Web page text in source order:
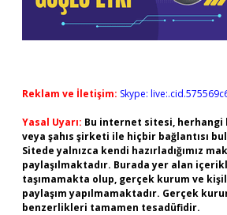
Reklam ve İletişim: Skype:
Yasal Uyarı: Bu internet sitesi, herhangi
veya şahıs şirketi ile hiçbir bağlantısı
Sitede yalnızca kendi hazırladığımız
paylaşılmaktadır. Burada yer alan
taşımamakta olup, gerçek kurum ve
paylaşım yapılmamaktadır. Gerçek
benzerlikleri tamamen tesadüfidir.